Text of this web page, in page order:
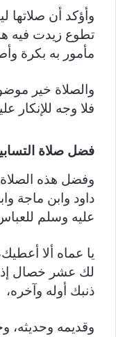
وأؤكد أن
تطوع زيدت فيه
مأمور به بكرة
والصلاة خير
فلا وجه للإنكار
فضل صلاة
وفضل هذه
داود وابن ماجة
عليه وسلم
يا عماه ألا
لك عشر خصال
ذنبك أوله وآخره،
وقديمه وحديثه،